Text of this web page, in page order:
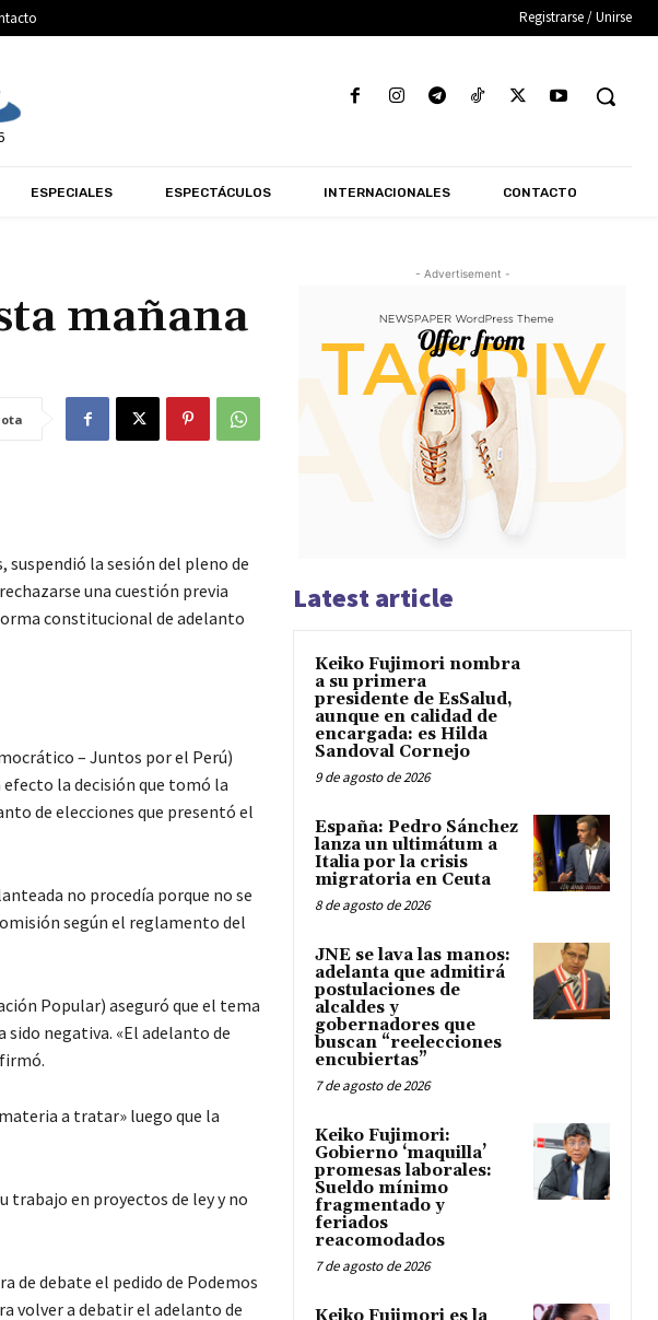
Registrarse / Unirse
ESPECIALES ESPECTÁCULOS INTERNACIONALES CONTACTO
mañana
suspendió la sesión del pleno de
una cuestión previa
constitucional de adelanto
– Juntos por el Perú)
efecto la decisión que tomó la
de elecciones que presentó el
no procedía porque no se
según el reglamento del
Popular) aseguró que el tema
sido negativa. «El adelanto de
a tratar» luego que la
trabajo en proyectos de ley y no
de debate el pedido de Podemos
volver a debatir el adelanto de
- Advertisement -
Latest article
Keiko Fujimori nombra
a su primera
presidente de EsSalud,
aunque en calidad de
encargada: es Hilda
Sandoval Cornejo
9 de agosto de 2026
España: Pedro Sánchez
lanza un ultimátum a
Italia por la crisis
migratoria en Ceuta
8 de agosto de 2026
JNE se lava las manos:
adelanta que admitirá
postulaciones de
alcaldes y
gobernadores que
buscan “reelecciones
encubiertas”
7 de agosto de 2026
Keiko Fujimori:
Gobierno ‘maquilla’
promesas laborales:
Sueldo mínimo
fragmentado y
feriados
reacomodados
7 de agosto de 2026